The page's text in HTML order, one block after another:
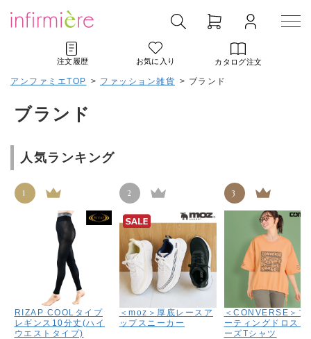
注文履歴 お気に入り カタログ注文
アンファミエTOP > ファッション雑貨 > ブランド
ブランド
人気ランキング
1
RIZAP COOLタイプ
レギンス10分丈(ハイ
ウエストタイプ)
2
＜moz＞厚底レースア
ップスニーカー
3
＜CONVERSE＞プ
ーティングドロスト
ーズTシャツ